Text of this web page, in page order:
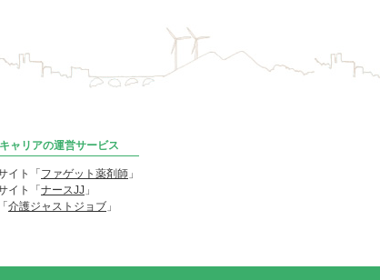
ャリアの運営サービス
イト「 ファゲット薬剤師 」
イト「 ナースJJ 」
介護ジャストジョブ 」